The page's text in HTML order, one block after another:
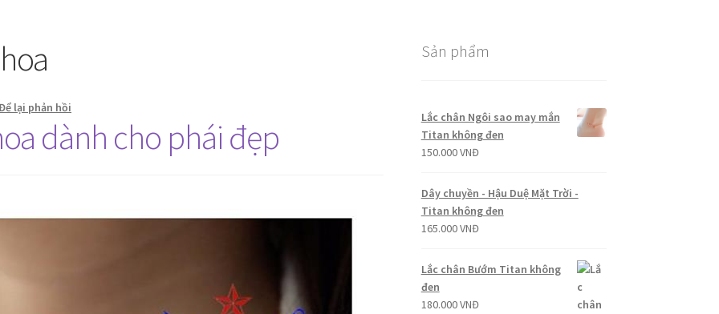
lại phản hồi
dành cho phái đẹp
Sản phẩm
Lắc chân Ngôi sao may mắn
Titan không đen
150.000VNĐ
Dây chuyền - Hậu Duệ Mặt Trời -
Titan không đen
165.000VNĐ
Lắc chân Bướm Titan không
đen
180.000VNĐ